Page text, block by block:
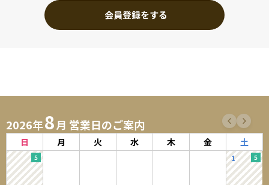
会員登録をする
2026年8月 営業日のご案内
日 月 火 水 木 金 土
1